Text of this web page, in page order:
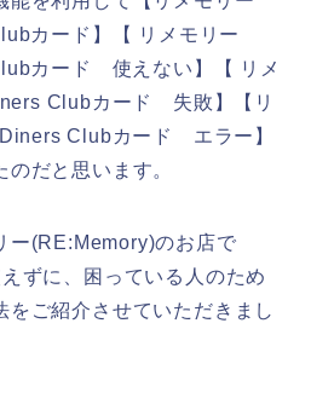
カード】【 リメモリー
カード 使えない】【 リメ
Clubカード 失敗】【リ
Clubカード エラー】
だと思います。
ー(RE:Memory)のお店で
ずに、困っている人のため
をご紹介させていただきまし